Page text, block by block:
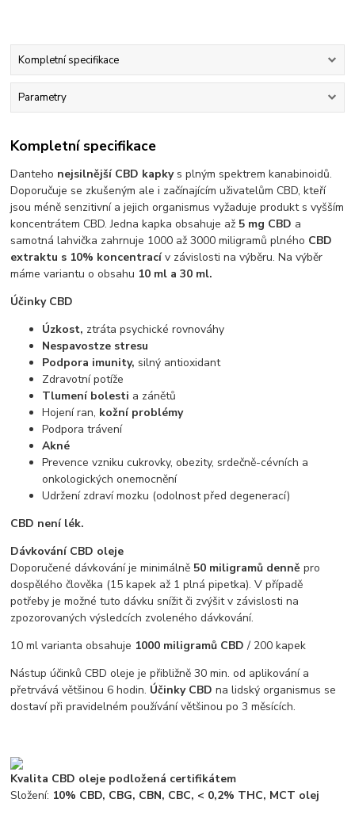
Kompletní specifikace
Parametry
Kompletní specifikace
Danteho nejsilnější CBD kapkys plným spektrem kanabinoidů.
Doporučuje se zkušeným ale i začínajícím uživatelům CBD, kteří
jsou méně senzitivní a jejich organismus vyžaduje produkt s vyšším
koncentrátem CBD. Jedna kapka obsahuje až 5 mg CBD a
samotná lahvička zahrnuje 1000 až 3000 miligramů plného CBD
extraktu s 10% koncentracív závislosti na výběru. Na výběr
máme variantu o obsahu 10 ml a 30 ml.
Účinky CBD
Úzkost, ztráta psychické rovnováhy
Nespavostze stresu
Podpora imunity, silný antioxidant
Zdravotní potíže
Tlumení bolesti a zánětů
Hojení ran, kožní problémy
Podpora trávení
Akné
Prevence vzniku cukrovky, obezity, srdečně-cévních a
onkologických onemocnění
Udržení zdraví mozku (odolnost před degenerací)
CBD není lék.
Dávkování CBD oleje
Doporučené dávkování je minimálně 50 miligramů denně pro
dospělého člověka (15 kapek až 1 plná pipetka). V případě
potřeby je možné tuto dávku snížit či zvýšit v závislosti na
zpozorovaných výsledcích zvoleného dávkování.
10 ml varianta obsahuje 1000 miligramů CBD / 200 kapek
Nástup účinků CBD oleje je přibližně 30 min. od aplikování a
přetrvává většinou 6 hodin. Účinky CBD na lidský organismus se
dostaví při pravidelném používání většinou po 3 měsících.
Kvalita CBD oleje podložená certifikátem
Složení: 10% CBD, CBG, CBN, CBC, < 0,2% THC, MCT olej